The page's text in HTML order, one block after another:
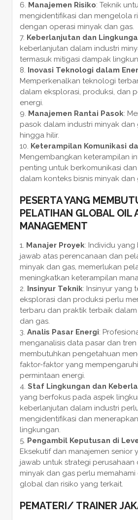
Manajemen Risiko: Teknik
mengidentifikasi dan mengelola
dengan operasi minyak dan gas.
Keberlanjutan dan
keberlanjutan dalam industri
termasuk mitigasi dampak
Inovasi Teknologi dalam
Memperkenalkan teknologi
dalam eksplorasi, produksi, dan
energi.
Manajemen Rantai Pasok:
pasok dalam industri minyak dan
hingga hilir.
Keterampilan Komunikasi
Mengembangkan keterampilan
penting untuk berkomunikasi
dalam konteks bisnis minyak dan
PESERTA YANG
PELATIHAN GLOBAL OIL
MANAGEMENT
Manajer Proyek: Individu
jawab atas perencanaan dan
minyak dan gas, memerlukan
meningkatkan keterampilan
Insinyur Teknik: Insinyur yang
eksplorasi dan produksi perlu
terbaru dan praktik terbaik
dan gas.
Analis Pasar Energi:
menganalisis data pasar dan tren
membutuhkan pengetahuan
faktor-faktor yang
permintaan energi.
Staf Lingkungan dan
yang berfokus pada aspek
keberlanjutan dalam industri
mengidentifikasi dan
lingkungan.
Pengambil Keputusan di
Eksekutif dan manajemen senior
jawab untuk strategi perusahaan
minyak dan gas perlu
global dan risiko yang terkait.
PEMATERI/ TRAINER